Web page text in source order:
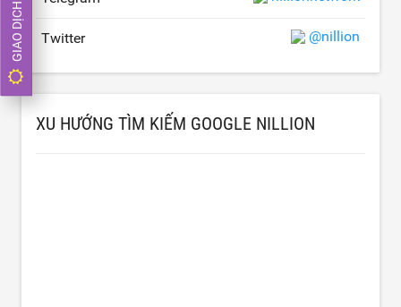
Twitter @nillion
XU HƯỚNG TÌM KIẾM GOOGLE NILLION